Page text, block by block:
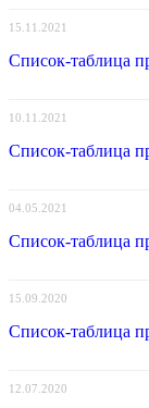
15.11.2021
Список-таблица
10.11.2021
Список-таблица
04.05.2021
Список-таблица
15.09.2020
Список-таблица
12.07.2020